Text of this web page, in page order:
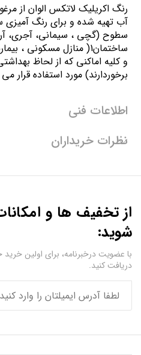
رنگ اكريليك لاتكس الوان از
آب تهيه شده و برای رنگ آمیزی
سطوح (گچی ، سیمانی، آجری،
ساختمان1( منازل مسكوني
و كليه اماكني كه از لحاظ
برخوردارند) مورد استفاده قرار
اطلاعات فنی
نظرات خریداران
از تخفیف ها و
شوید:
دریافت کنید.